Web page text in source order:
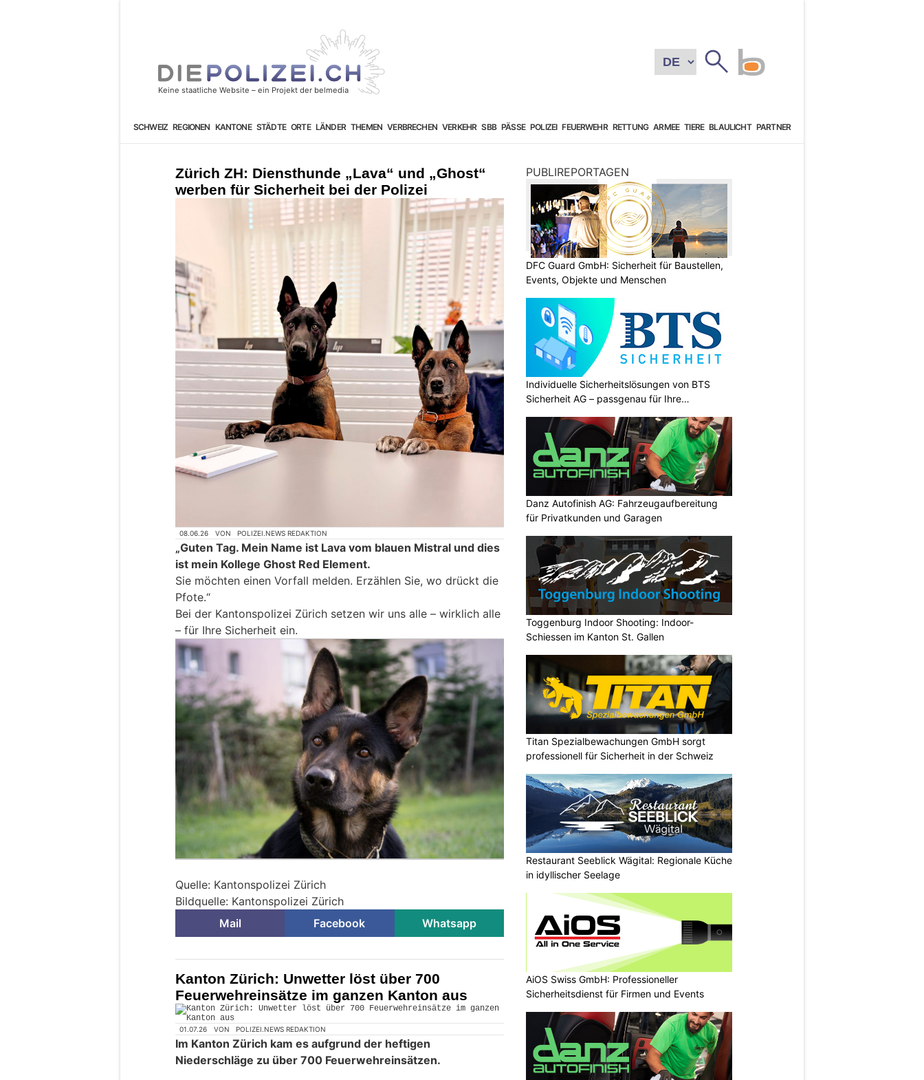
SCHWEIZ REGIONEN KANTONE STÄDTE ORTE LÄNDER THEMEN VERBRECHEN VERKEHR SBB PÄSSE POLIZEI FEUERWEHR RETTUNG ARMEE TIERE BLAULICHT PARTNER
Zürich ZH: Diensthunde „Lava“ und „Ghost“
werben für Sicherheit bei der Polizei
08.06.26 VON POLIZEI.NEWS REDAKTION
„Guten Tag. Mein Name ist Lava vom blauen Mistral und dies
ist mein Kollege Ghost Red Element.
Sie möchten einen Vorfall melden. Erzählen Sie, wo drückt die
Pfote.“
Bei der Kantonspolizei Zürich setzen wir uns alle – wirklich alle
– für Ihre Sicherheit ein.
Quelle: Kantonspolizei Zürich
Bildquelle: Kantonspolizei Zürich
Mail
Facebook Whatsapp
Kanton Zürich: Unwetter löst über 700
Feuerwehreinsätze im ganzen Kanton aus
01.07.26 VON POLIZEI.NEWS REDAKTION
Im Kanton Zürich kam es aufgrund der heftigen
Niederschläge zu über 700 Feuerwehreinsätzen.
PUBLIREPORTAGEN
DFC Guard GmbH: Sicherheit für Baustellen,
Events, Objekte und Menschen
Individuelle Sicherheitslösungen von BTS
Sicherheit AG – passgenau für Ihre
Danz Autofinish AG: Fahrzeugaufbereitung
für Privatkunden und Garagen
Toggenburg Indoor Shooting: Indoor-
Schiessen im Kanton St. Gallen
Titan Spezialbewachungen GmbH sorgt
professionell für Sicherheit in der Schweiz
Restaurant Seeblick Wägital: Regionale Küche
in idyllischer Seelage
AiOS Swiss GmbH: Professioneller
Sicherheitsdienst für Firmen und Events